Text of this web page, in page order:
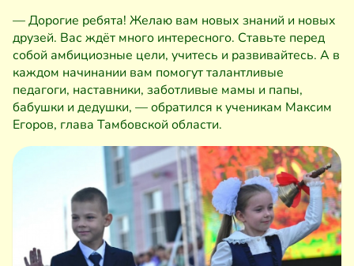
— Дорогие ребята! Желаю вам новых знаний и новых
друзей. Вас ждёт много интересного. Ставьте перед
собой амбициозные цели, учитесь и развивайтесь. А в
каждом начинании вам помогут талантливые
педагоги, наставники, заботливые мамы и папы,
бабушки и дедушки, — обратился к ученикам Максим
Егоров, глава Тамбовской области.